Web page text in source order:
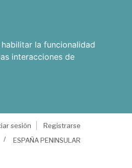
habilitar la funcionalidad
interacciones de
sesión
Registrarse
ESPAÑA PENINSULAR